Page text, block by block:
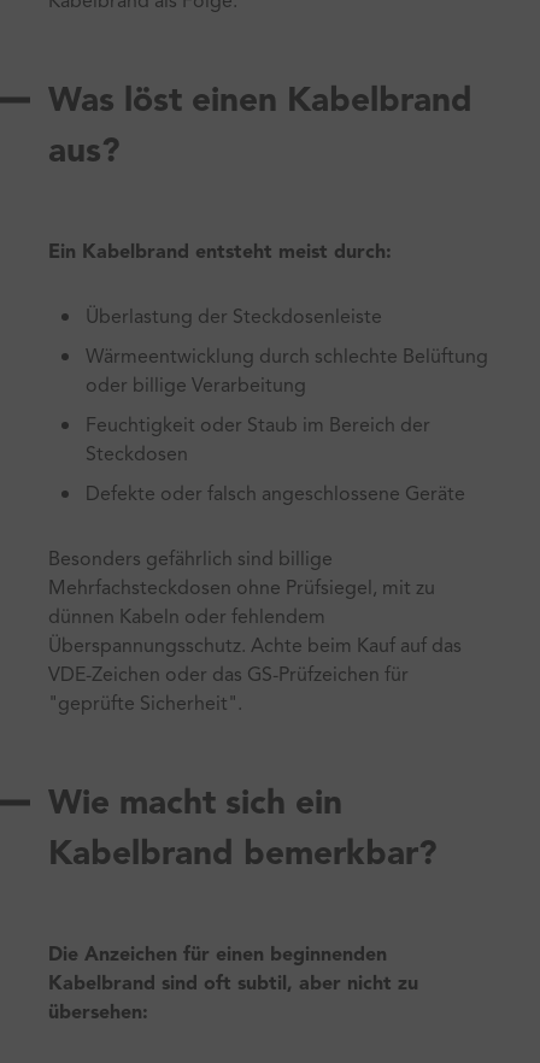
Was löst einen Kabelbrand
aus?
Ein Kabelbrand entsteht meist durch:
Überlastung der Steckdosenleiste
Wärmeentwicklung durch schlechte Belüftung
oder billige Verarbeitung
Feuchtigkeit oder Staub im Bereich der
Steckdosen
Defekte oder falsch angeschlossene Geräte
Besonders gefährlich sind billige
Mehrfachsteckdosen ohne Prüfsiegel, mit zu
dünnen Kabeln oder fehlendem
Überspannungsschutz. Achte beim Kauf auf das
VDE-Zeichen oder das GS-Prüfzeichen für
"geprüfte Sicherheit".
Wie macht sich ein
Kabelbrand bemerkbar?
Die Anzeichen für einen beginnenden
Kabelbrand sind oft subtil, aber nicht zu
übersehen: